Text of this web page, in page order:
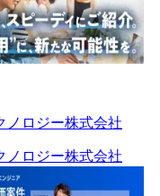
ノロジー株式会社
ノロジー株式会社